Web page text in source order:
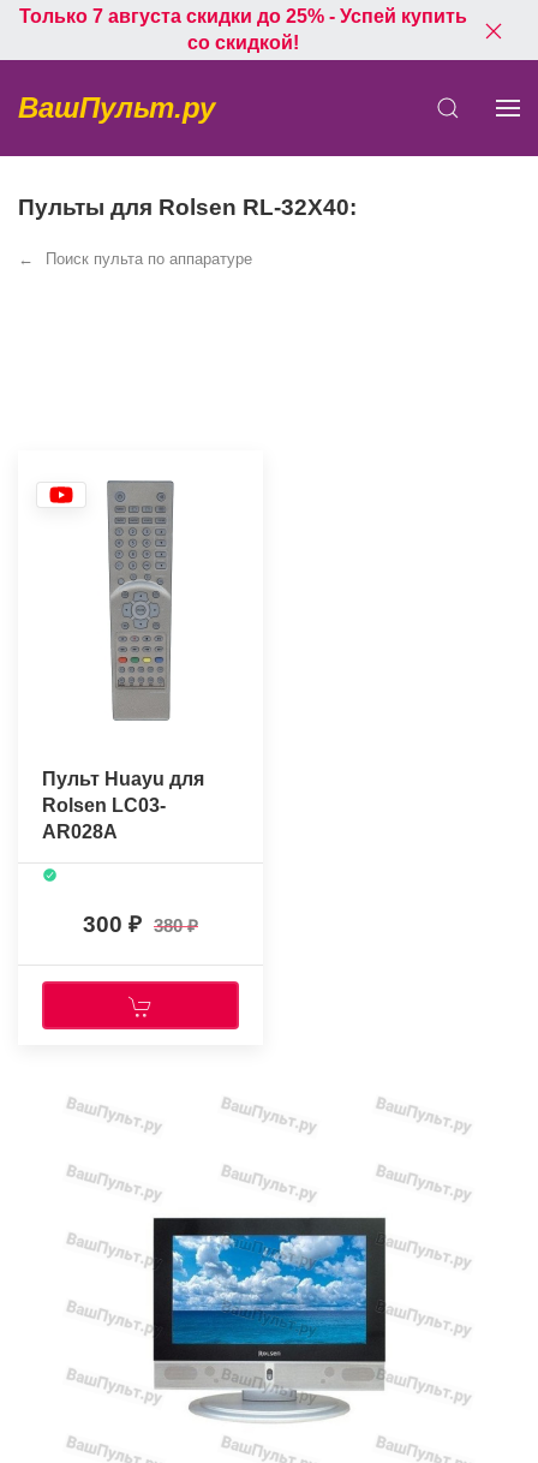
Только 7 августа скидки до 25% - Успей купить
со скидкой!
ВашПульт.ру
Пульты для Rolsen RL-32X40:
Поиск пульта по аппаратуре
Пульт Huayu для
Rolsen LC03-
AR028A
300 380